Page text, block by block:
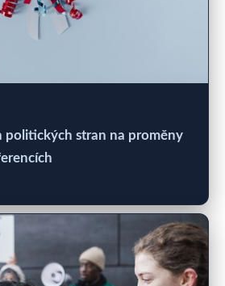
politických stran na proměny